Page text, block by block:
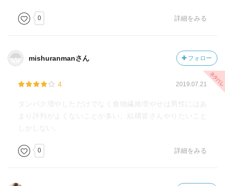
0 詳細をみる
mishuranmanさん フォロー
4 2019.07.21
タンパク増やしただけでなく食物繊維増やせは男性にはあ
まり評判がよくないことが多い。結構皆さんやりたいこと
しかしない。
0 詳細をみる